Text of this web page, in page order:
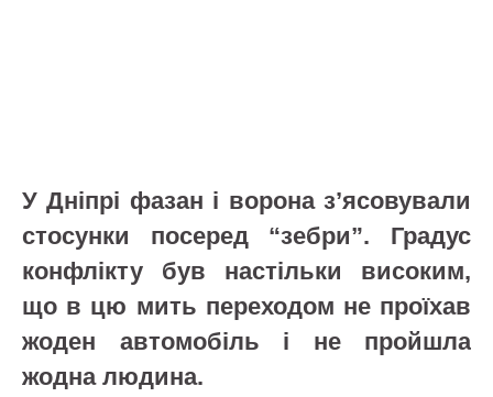
У Дніпрі фазан і ворона з’ясовували
стосунки посеред “зебри”. Градус
конфлікту був настільки високим,
що в цю мить переходом не проїхав
жоден автомобіль і не пройшла
жодна людина.